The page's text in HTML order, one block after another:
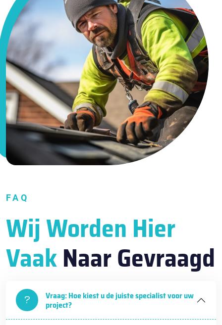
FAQ
Wij Worden Hier
VaakNaar Gevraagd
Vraag: Hoe kiest u de juiste specialist voor uw
project?